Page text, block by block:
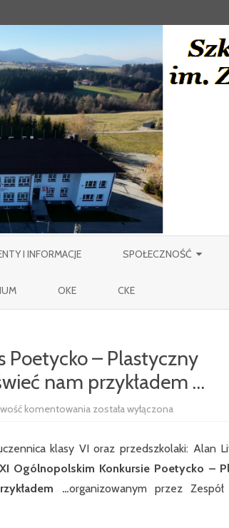
to
I INFORMACJE SPOŁECZNOŚĆ
NAUCZYCIELE
UCZNIOWIE
OKE CKE
Poetycko – Plastyczny
nam przykładem …
komentowania XXI
Ogólnopolski
–
Plastyczny
Błogosławiona
świeć
została wyłączona
klasy VI oraz przedszkolaki: Alan
Ogólnopolskim Konkursie Poetycko –
…organizowanym przez